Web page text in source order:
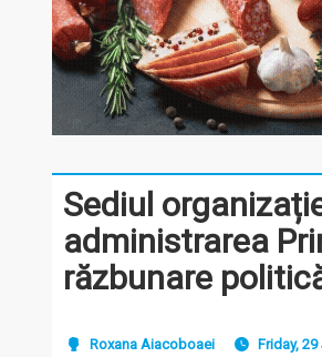
Sediul
administrarea
răzbunare
Roxana Aiacoboaei Friday,